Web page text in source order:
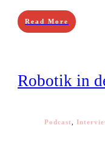
Read More
Robotik in
Podcast